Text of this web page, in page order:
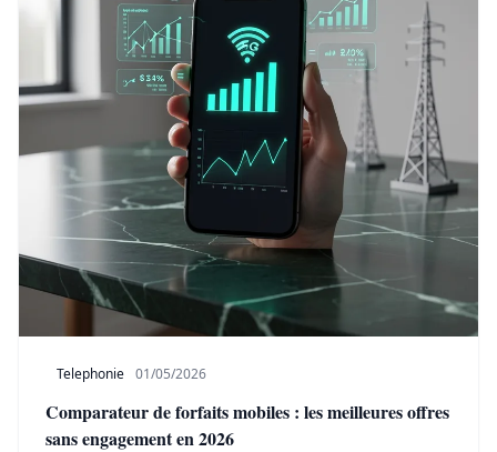
Telephonie 01/05/2026
Comparateur de forfaits mobiles : les meilleures offres
sans engagement en 2026